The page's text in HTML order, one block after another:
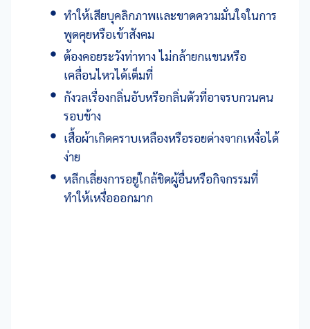
ทำให้เสียบุคลิกภาพและขาดความมั่นใจในการ
พูดคุยหรือเข้าสังคม
ต้องคอยระวังท่าทาง ไม่กล้ายกแขนหรือ
เคลื่อนไหวได้เต็มที่
กังวลเรื่องกลิ่นอับหรือกลิ่นตัวที่อาจรบกวนคน
รอบข้าง
เสื้อผ้าเกิดคราบเหลืองหรือรอยด่างจากเหงื่อได้
ง่าย
หลีกเลี่ยงการอยู่ใกล้ชิดผู้อื่นหรือกิจกรรมที่
ทำให้เหงื่อออกมาก